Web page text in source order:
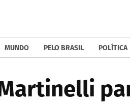
MUNDO PELO BRASIL POLÍTICA